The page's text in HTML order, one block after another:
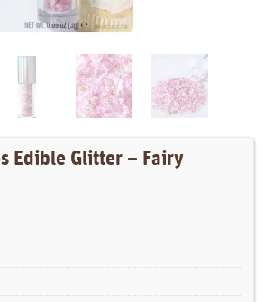
Edible Glitter – Fairy